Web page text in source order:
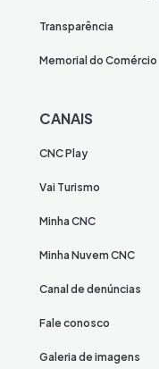
Transparência
Memorial do Comércio
CANAIS
CNC Play
Vai Turismo
Minha CNC
Minha Nuvem CNC
Canal de denúncias
Fale conosco
Galeria de imagens